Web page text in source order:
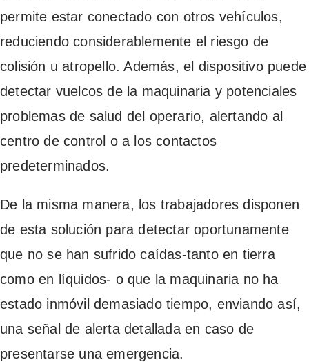
permite estar conectado con otros vehículos,
reduciendo considerablemente el riesgo de
colisión u atropello. Además, el dispositivo puede
detectar vuelcos de la maquinaria y potenciales
problemas de salud del operario, alertando al
centro de control o a los contactos
predeterminados.
De la misma manera, los trabajadores disponen
de esta solución para detectar oportunamente
que no se han sufrido caídas-tanto en tierra
como en líquidos- o que la maquinaria no ha
estado inmóvil demasiado tiempo, enviando así,
una señal de alerta detallada en caso de
presentarse una emergencia.